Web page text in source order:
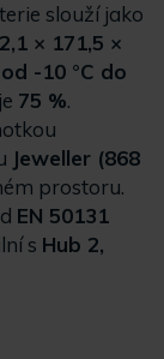
slouží jako
× 171,5 ×
od -10 °C do
75 %.
Jeweller (868
prostoru.
EN 50131
s Hub 2,